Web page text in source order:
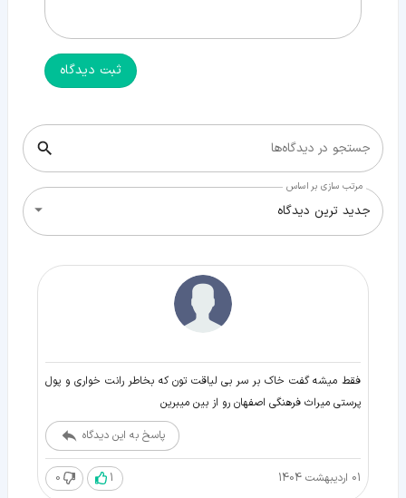
ثبت دیدگاه
جستجو در دیدگاه‌ها
مرتب سازی بر اساس
جدید ترین دیدگاه
فقط میشه گفت خاک بر سر بی لیاقت تون که بخاطر رانت خواری و پول
پرستی میراث فرهنگی اصفهان رو از بین میبرین
پاسخ به این دیدگاه
01 اردیبهشت 1404 1
0